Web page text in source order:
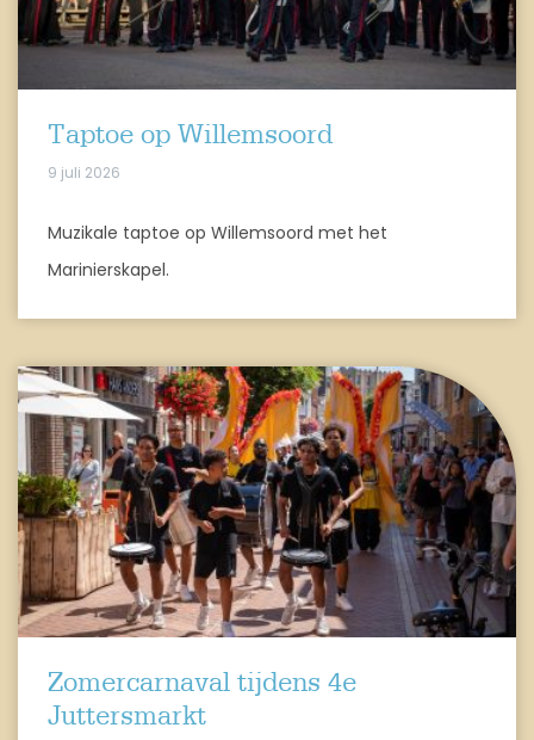
Taptoe op Willemsoord
9 juli 2026
Muzikale taptoe op Willemsoord met het
Marinierskapel.
Zomercarnaval tijdens 4e
Juttersmarkt